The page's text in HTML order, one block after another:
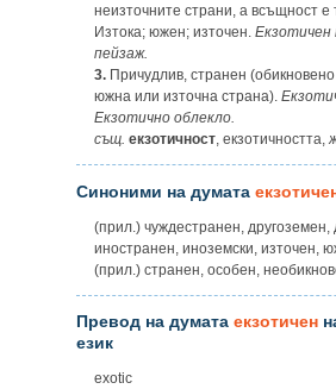
неизточните страни, а всъщност е
Изтока; южен; източен. Екзотичен
пейзаж.
3. Причудлив, странен
южна или източна страна).
Екзотично облекло.
същ. екзотичност, екзотичността,
Синоними на думата
(прил.) чуждестранен, другоземен,
иностранен, иноземски, източен,
(прил.) странен, особен,
Превод на думата екзотичен
език
exotic